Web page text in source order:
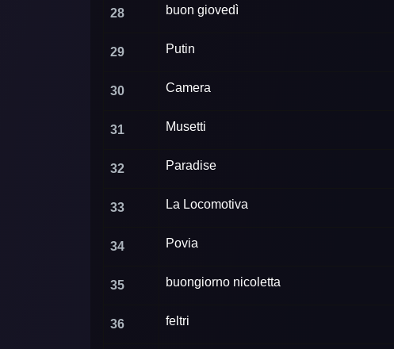
28 buon giovedì
29 Putin
30 Camera
31 Musetti
32 Paradise
33 La Locomotiva
34 Povia
35 buongiorno nicoletta
36 feltri